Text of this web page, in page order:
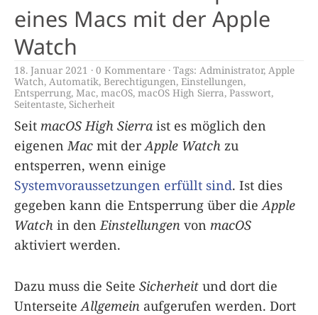
eines Macs mit der Apple
Watch
18. Januar 2021 0 Kommentare Tags: Administrator, Apple
Watch, Automatik, Berechtigungen, Einstellungen,
Entsperrung, Mac, macOS, macOS High Sierra, Passwort,
Seitentaste,Sicherheit
Seit macOS High Sierra ist es möglich den
eigenen Mac mit derApple Watch zu
entsperren, wenn einige
Systemvoraussetzungen erfüllt sind. Ist dies
gegeben kann die Entsperrung über die Apple
Watch in den Einstellungen von macOS
aktiviert werden.
Dazu muss die Seite Sicherheit und dort die
Unterseite Allgemein aufgerufen werden. Dort